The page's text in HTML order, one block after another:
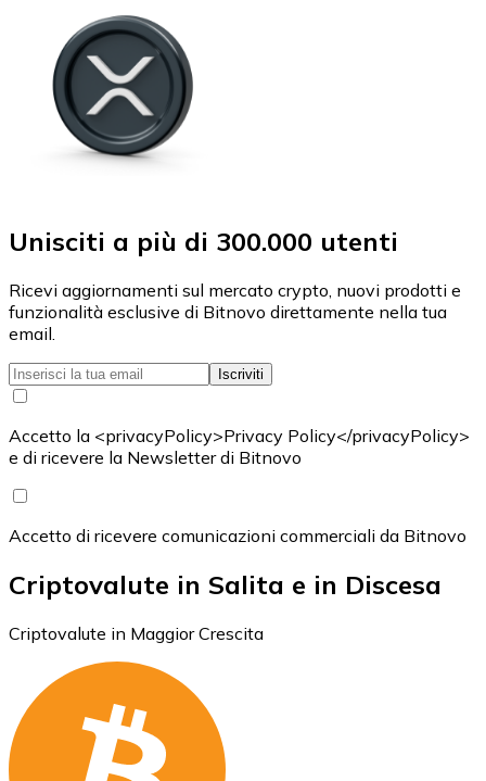
Unisciti a più di 300.000 utenti
Ricevi aggiornamenti sul mercato crypto, nuovi prodotti e
funzionalità esclusive di Bitnovo direttamente nella tua
email.
Iscriviti
Accetto la <privacyPolicy>Privacy Policy</privacyPolicy>
e di ricevere la Newsletter di Bitnovo
Accetto di ricevere comunicazioni commerciali da Bitnovo
Criptovalute in Salita e in Discesa
Criptovalute in Maggior Crescita